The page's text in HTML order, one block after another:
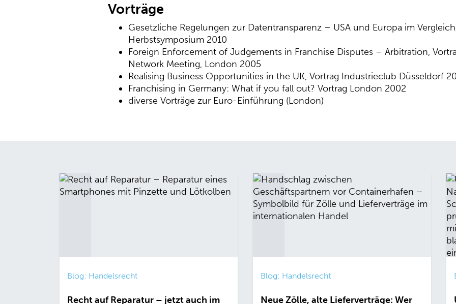
Vorträge
Gesetzliche Regelungen zur Datentransparenz – USA und Europa im
Herbstsymposium 2010
Foreign Enforcement of Judgements in Franchise Disputes – Arbitration,
Network Meeting, London 2005
Realising Business Opportunities in the UK, Vortrag Industrieclub Düsseldorf
Franchising in Germany: What if you fall out? Vortrag London 2002
diverse Vorträge zur Euro-Einführung (London)
Blog: Handelsrecht
Recht auf Reparatur – jetzt auch im
Blog: Handelsrecht
Neue Zölle, alte Lieferverträge: Wer